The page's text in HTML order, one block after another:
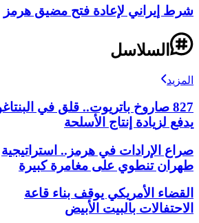
شرط إيراني لإعادة فتح مضيق هرمز
السلاسل
المزيد
827 صاروخ باتريوت.. قلق في
يدفع لزيادة إنتاج الأسلحة
صراع الإرادات في هرمز.. استراتيجية
طهران تنطوي على مغامرة كبيرة
القضاء الأمريكي يوقف بناء قاعة
الاحتفالات بالبيت الأبيض